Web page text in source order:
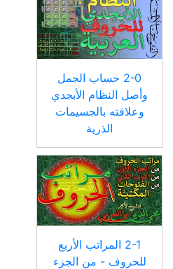
2-0 حساب الجمل
وأصل النظام الأبجدي
وعلاقته بالجسيمات
الذرية
2-1 المراتب الأربع
للحروف - من الجزء